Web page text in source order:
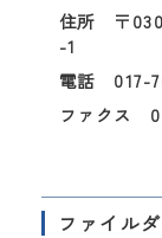
住所 〒
-1
電話 017-
ファクス
ファイル